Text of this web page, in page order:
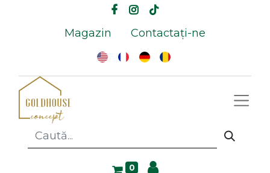
Magazin Contactați-ne
0